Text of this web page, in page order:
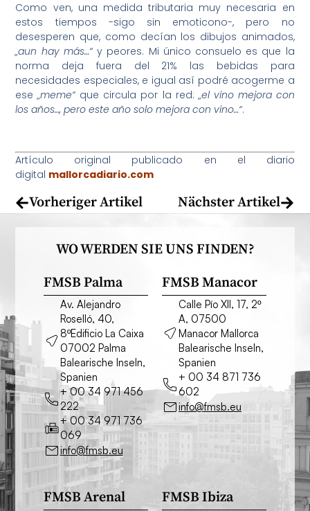
Como ven, una medida tributaria muy necesaria en
estos tiempos -sigo sin emoticono-, pero no
desesperen que, como decían los dibujos animados,
„aun hay más…“y peores. Mi único consuelo es que la
norma deja fuera del 21% las bebidas para
necesidades especiales, e igual así podré acogerme a
ese„meme“ que circula por la red:„el vino mejora con
los años…, pero este año solo mejora con vino…“.
Artículo original publicado en el diario
digital mallorcadiario.com
Vorheriger Artikel Nächster Artikel
WO WERDEN SIE UNS FINDEN?
FMSB Palma
Av. Alejandro
Roselló, 40,
8ºEdificio La Caixa
07002 Palma
Balearische Inseln,
Spanien
+ 00 34 971 456
222
+ 00 34 971 736
069
info@fmsb.eu
FMSB Manacor
Calle Pío XII, 17, 2º
A, 07500
Manacor Mallorca
Balearische Inseln,
Spanien
+ 00 34 871 736
602
info@fmsb.eu
FMSB Arenal FMSB Ibiza